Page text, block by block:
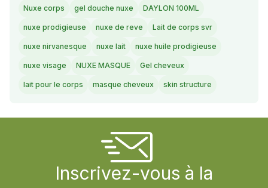
Nuxe corps gel douche nuxe DAYLON 100ML
nuxe prodigieuse nuxe de reve Lait de corps svr
nuxe nirvanesque nuxe lait nuxe huile prodigieuse
nuxe visage NUXE MASQUE Gel cheveux
lait pour le corps masque cheveux skin structure
Inscrivez-vous à la